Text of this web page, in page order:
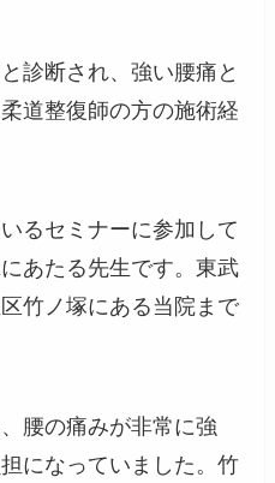
診断され、強い腰痛と
道整復師の方の施術経
るセミナーに参加して
あたる先生です。東武
竹ノ塚にある当院まで
腰の痛みが非常に強
になっていました。竹